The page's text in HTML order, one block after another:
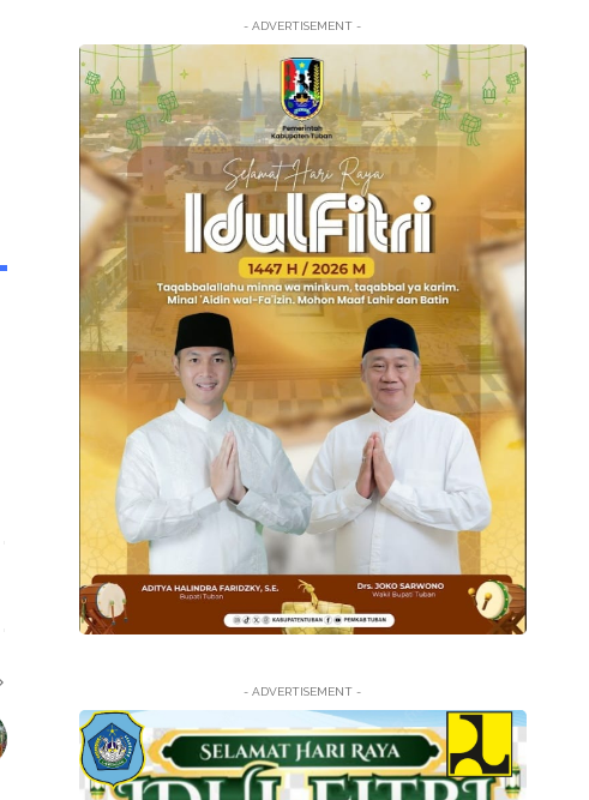
- ADVERTISEMENT -
- ADVERTISEMENT -